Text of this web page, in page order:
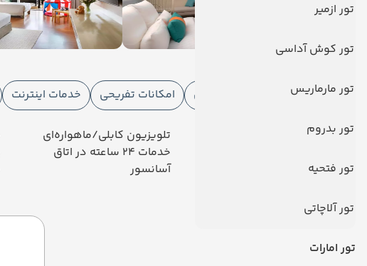
تور ازمیر
تور کوش آداسی
تور مارماریس
تور بدروم
تور فتحیه
تور آلاچاتی
تور امارات
امکانات هتل
امکانات هتل
امکانات ورزشی امکانات تفریحی خدمات اینترنت
رستوران
ورود حیوانات
تلویزیون کابلی/ماهواره‌ای
خدمات 24 ساعته در اتاق
آسانسور